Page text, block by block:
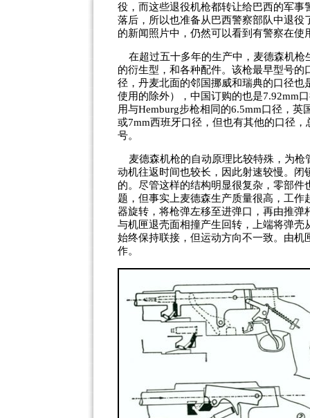
役，而这些退役机枪都转让给巴西的军
落后，所以也准备从巴西警察部队中退役
的新闻照片中，仍然可以看到有警察在使
在超过五十多年的生产中，麦德森机枪
的衍生型，和各种配件。该枪最早型号的
径，丹麦北面的邻国挪威和瑞典的口径也
使用的除外）
，中国订购的也是7.92mm
用与Hemburg步枪相同的6.5mm口径，英
或7mm西班牙口径，但也有其他的口径
号。
麦德森机枪的自动原理比较特殊，为枪
动机往返时间也较长，因此射速较慢。
的。尽管这样的结构明显很复杂，零部
题，但事实上麦德森生产质量很高，工
器旋转，将枪弹左移至进弹口，再由推
与机匣退壳面相撞产生回转，上端将弹
始终保持联接，但运动方向不一致。由
作。